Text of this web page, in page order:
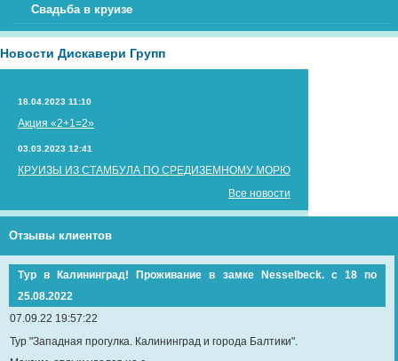
Свадьба в круизе
Новости Дискавери Групп
18.04.2023 11:10
Акция «2+1=2»
03.03.2023 12:41
КРУИЗЫ ИЗ СТАМБУЛА ПО СРЕДИЗЕМНОМУ МОРЮ
Все новости
Отзывы клиентов
Тур в Калининград! Проживание в замке Nesselbeck. с 18 по
25.08.2022
07.09.22 19:57:22
Тур "Западная прогулка. Калининград и города Балтики".